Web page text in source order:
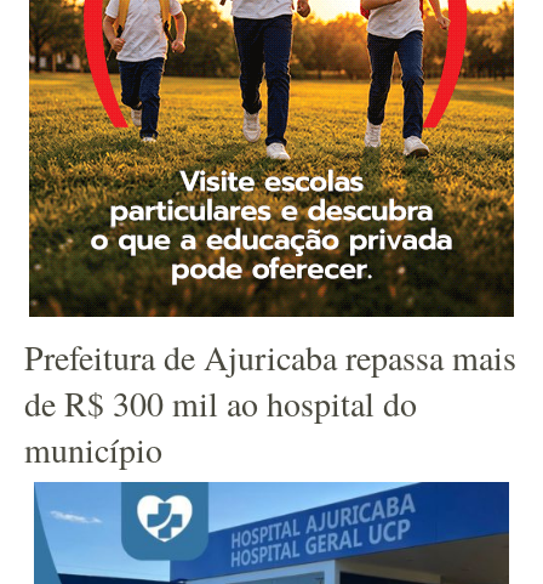
Prefeitura de Ajuricaba repassa mais
de R$ 300 mil ao hospital do
município